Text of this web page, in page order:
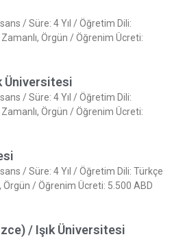
/ Süre: 4 Yıl / Öğretim Dili:
Örgün / Öğrenim Ücreti:
Üniversitesi
/ Süre: 4 Yıl / Öğretim Dili:
Örgün / Öğrenim Ücreti:
/ Süre: 4 Yıl / Öğretim Dili: Türkçe
/ Öğrenim Ücreti: 5.500 ABD
/ Işık Üniversitesi